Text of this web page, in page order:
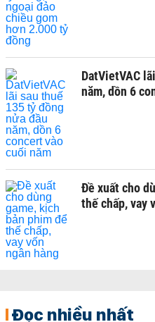
DatVietVAC
năm, dồn 6
Đề xuất cho
thế chấp, vay
Đọc nhiều nhất